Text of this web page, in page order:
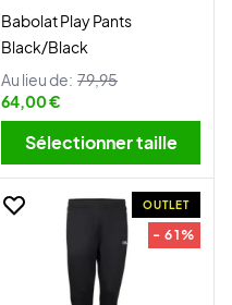
Babolat Play Pants
Black/Black
Au lieu de: 79,95
64,00 €
Sélectionner taille
OUTLET
- 61%